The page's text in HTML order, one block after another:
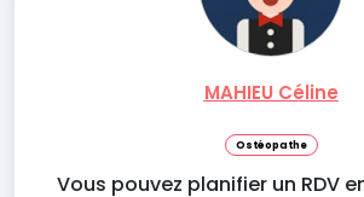
MAHIEU Céline
Ostéopathe
Vous pouvez planifier un RDV